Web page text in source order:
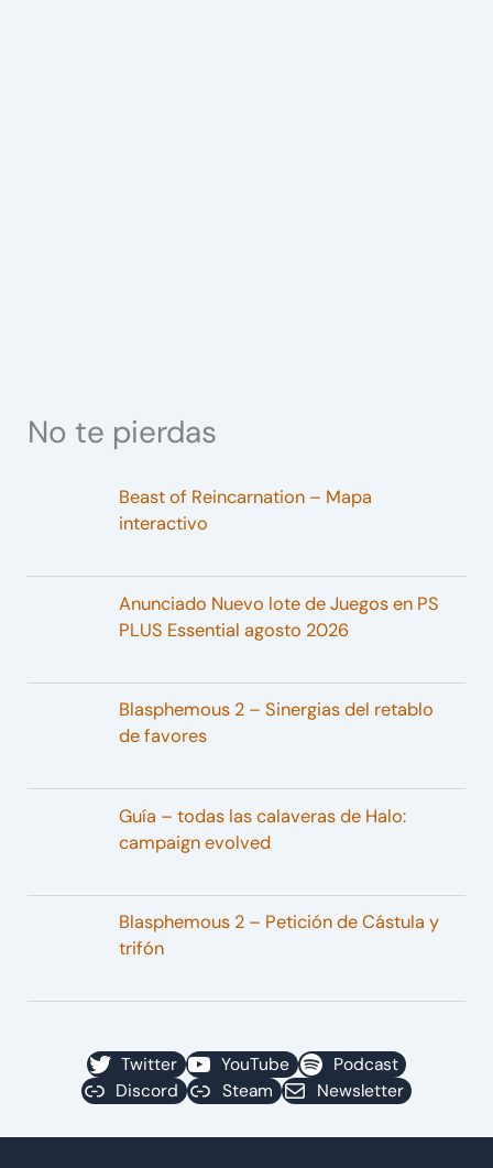
No te pierdas
Beast of Reincarnation – Mapa
interactivo
Anunciado Nuevo lote de Juegos en PS
PLUS Essential agosto 2026
Blasphemous 2 – Sinergias del retablo
de favores
Guía – todas las calaveras de Halo:
campaign evolved
Blasphemous 2 – Petición de Cástula y
trifón
Twitter YouTube
Podcast
Discord
Steam Newsletter